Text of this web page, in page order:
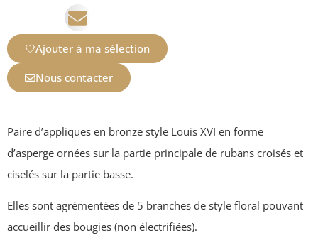
Ajouter à ma sélection
Nous contacter
Paire d’appliques en bronze style Louis XVI en forme
d’asperge ornées sur la partie principale de rubans croisés et
ciselés sur la partie basse.
Elles sont agrémentées de 5 branches de style floral pouvant
accueillir des bougies (non électrifiées).